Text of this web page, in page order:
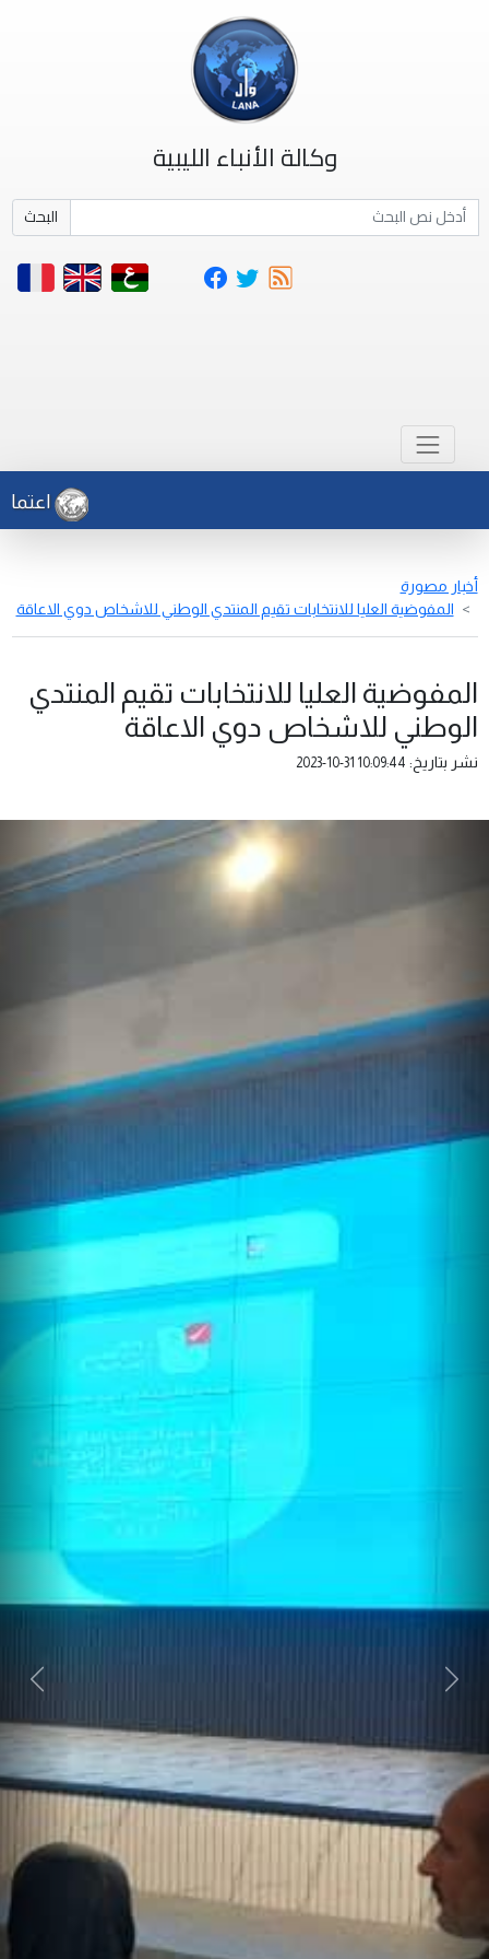
وكالة الأنباء الليبية
البحث
اعتماد
أخبار مصورة
المفوضية العليا للانتخابات تقيم المنتدي الوطني للاشخاص دوي الاعاقة
المفوضية العليا للانتخابات تقيم المنتدي
الوطني للاشخاص دوي الاعاقة
نشر بتاريخ: 2023-10-31 10:09:44
Previous
Next